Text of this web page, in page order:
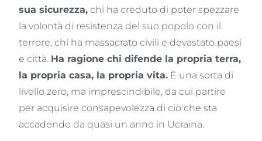
sua sicurezza, chi ha creduto di poter spezzare
la volontà di resistenza del suo popolo con il
terrore, chi ha massacrato civili e devastato paesi
e città. Ha ragione chi difende la propria terra,
la propria casa, la propria vita. È una sorta di
livello zero, ma imprescindibile, da cui partire
per acquisire consapevolezza di ciò che sta
accadendo da quasi un anno in Ucraina.